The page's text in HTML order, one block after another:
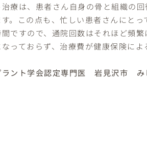
療は、患者さん自身の骨と組織の
。この点も、忙しい患者さんにと
ですので、通院回数はそれほど頻
っておらず、治療費が健康保険に
ラント学会認定専門医 岩見沢市